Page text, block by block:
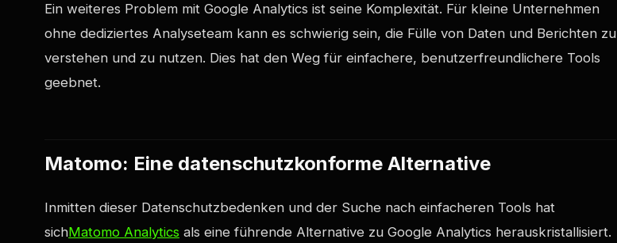
Ein weiteres Problem mit Google Analytics ist seine Komplexität. Für kleine Unternehmen
ohne dediziertes Analyseteam kann es schwierig sein, die Fülle von Daten und Berichten zu
verstehen und zu nutzen. Dies hat den Weg für einfachere, benutzerfreundlichere Tools
geebnet.
Matomo: Eine datenschutzkonforme Alternative
Inmitten dieser Datenschutzbedenken und der Suche nach einfacheren Tools hat
sichMatomo Analytics als eine führende Alternative zu Google Analytics herauskristallisiert.